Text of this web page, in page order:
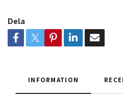
Dela
INFORMATION